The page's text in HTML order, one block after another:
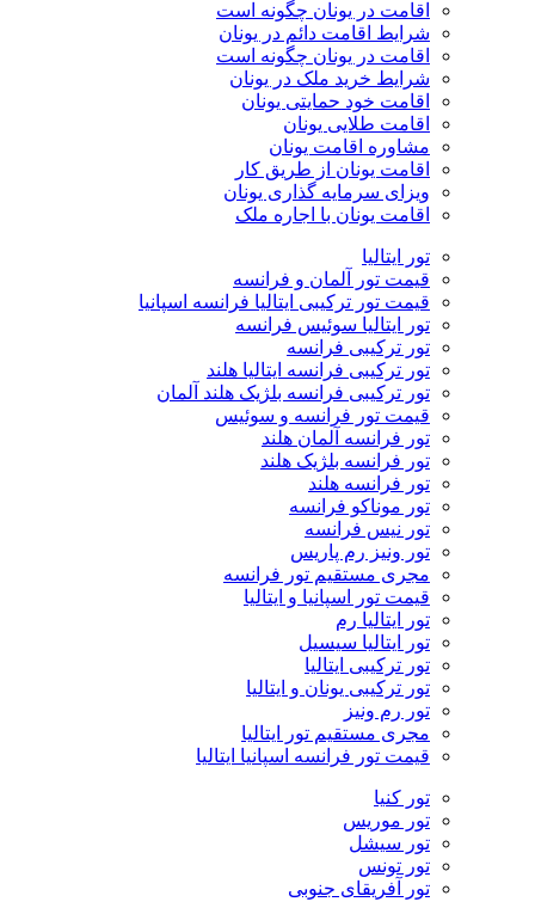
اقامت در یونان چگونه است
شرایط اقامت دائم در یونان
اقامت در یونان چگونه است
شرایط خرید ملک در یونان
اقامت خود حمایتی یونان
اقامت طلایی یونان
مشاوره اقامت یونان
اقامت یونان از طریق کار
ویزای سرمایه گذاری یونان
اقامت یونان با اجاره ملک
تور ایتالیا
قیمت تور آلمان و فرانسه
قیمت تور ترکیبی ایتالیا فرانسه اسپانیا
تور ایتالیا سوئیس فرانسه
تور ترکیبی فرانسه
تور ترکیبی فرانسه ایتالیا هلند
تور ترکیبی فرانسه بلژیک هلند آلمان
قیمت تور فرانسه و سوئیس
تور فرانسه آلمان هلند
تور فرانسه بلژیک هلند
تور فرانسه هلند
تور موناکو فرانسه
تور نیس فرانسه
تور ونیز رم پاریس
مجری مستقیم تور فرانسه
قیمت تور اسپانیا و ایتالیا
تور ایتالیا رم
تور ایتالیا سیسیل
تور ترکیبی ایتالیا
تور ترکیبی یونان و ایتالیا
تور رم ونیز
مجری مستقیم تور ایتالیا
قیمت تور فرانسه اسپانیا ایتالیا
تور کنیا
تور موریس
تور سیشل
تور تونس
تور آفریقای جنوبی